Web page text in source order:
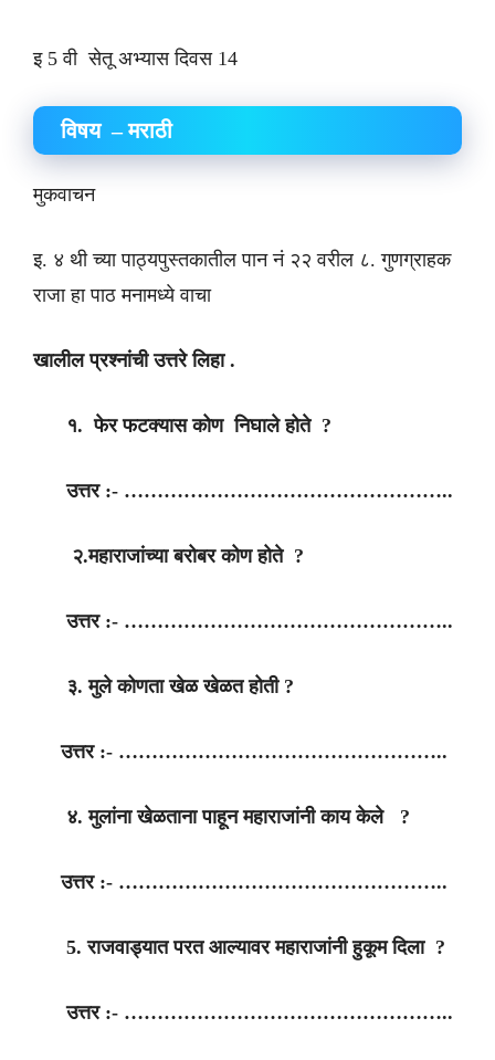
इ 5 वी सेतू अभ्यास दिवस 14
विषय – मराठी
मुकवाचन
इ. ४ थी च्या पाठ्यपुस्तकातील पान नं २२ वरील ८. गुणग्राहक
राजा हा पाठ मनामध्ये वाचा
खालील प्रश्नांची उत्तरे लिहा .
१. फेर फटक्यास कोण निघाले होते ?
उत्तर :- …………………………………………..
२.महाराजांच्या बरोबर कोण होते ?
उत्तर :- …………………………………………..
३. मुले कोणता खेळ खेळत होती ?
उत्तर :- …………………………………………..
४. मुलांना खेळताना पाहून महाराजांनी काय केले ?
उत्तर :- …………………………………………..
5. राजवाड्यात परत आल्यावर महाराजांनी हुकूम दिला ?
उत्तर :- …………………………………………..